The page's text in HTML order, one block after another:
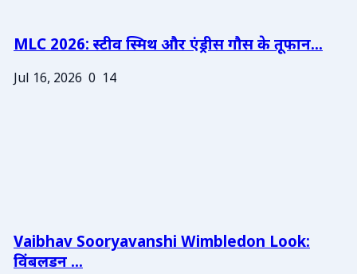
MLC 2026: स्टीव स्मिथ और एंड्रीस गौस के तूफान...
Jul 16, 2026 0 14
Vaibhav Sooryavanshi Wimbledon Look:
विंबलडन ...